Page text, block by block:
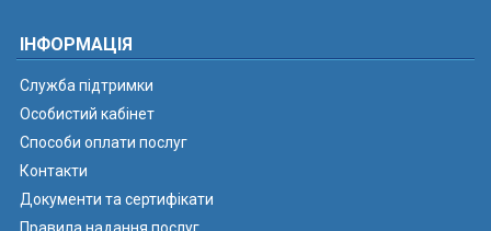
ІНФОРМАЦІЯ
Служба підтримки
Особистий кабінет
Способи оплати послуг
Контакти
Документи та сертифікати